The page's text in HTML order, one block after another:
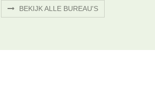
BEKIJK ALLE BUREAU'S